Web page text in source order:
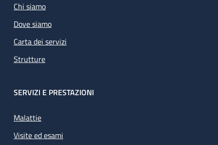
Chi siamo
Dove siamo
Carta dei servizi
Strutture
SERVIZI E PRESTAZIONI
Malattie
Visite ed esami